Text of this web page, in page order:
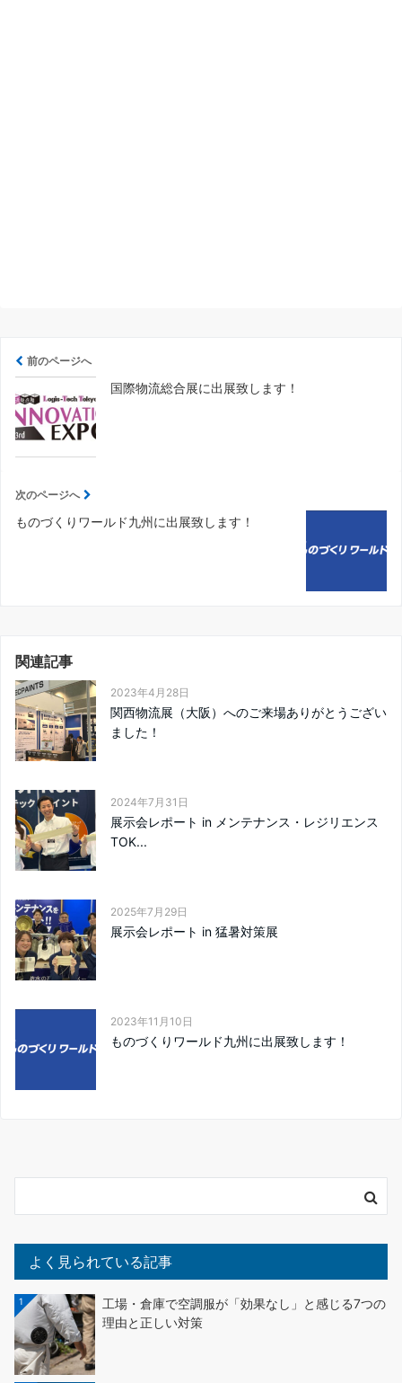
前のページへ
国際物流総合展に出展致します！
次のページへ
ものづくりワールド九州に出展致します！
関連記事
2023年4月28日
関西物流展（大阪）へのご来場ありがとうござい
ました！
2024年7月31日
展示会レポート in メンテナンス・レジリエンス
TOK...
2025年7月29日
展示会レポート in 猛暑対策展
2023年11月10日
ものづくりワールド九州に出展致します！
よく見られている記事
1
工場・倉庫で空調服が「効果なし」と感じる7つの
理由と正しい対策